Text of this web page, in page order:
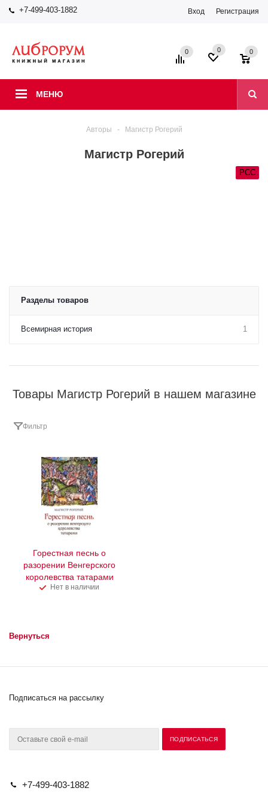
+7-499-403-1882 Вход Регистрация
МЕНЮ
0 0 0
Авторы - Магистр Рогерий
Магистр Рогерий
РСС
Разделы товаров
Всемирная история 1
Товары Магистр Рогерий в нашем магазине
Фильтр
Горестная песнь о
разорении Венгерского
королевства татарами
Нет в наличии
Вернуться
Подписаться на рассылку
+7-499-403-1882